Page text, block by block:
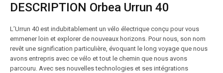
DESCRIPTION Orbea Urrun 40
L’Urrun 40 est indubitablement un vélo électrique conçu pour vous
emmener loin et explorer de nouveaux horizons. Pour nous, son nom
revêt une signification particulière, évoquant le long voyage que nous
avons entrepris avec ce vélo et tout le chemin que nous avons
parcouru. Avec ses nouvelles technologies et ses intégrations